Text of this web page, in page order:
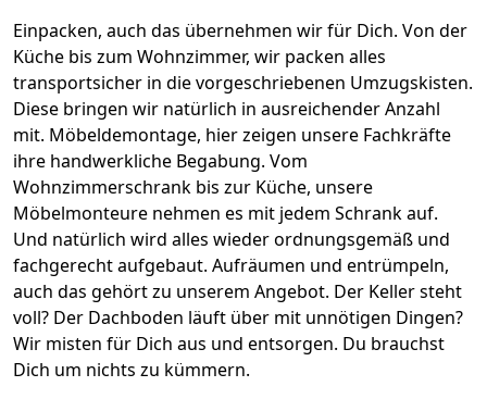
Einpacken, auch das übernehmen wir für Dich. Von der
Küche bis zum Wohnzimmer, wir packen alles
transportsicher in die vorgeschriebenen Umzugskisten.
Diese bringen wir natürlich in ausreichender Anzahl
mit. Möbeldemontage, hier zeigen unsere Fachkräfte
ihre handwerkliche Begabung. Vom
Wohnzimmerschrank bis zur Küche, unsere
Möbelmonteure nehmen es mit jedem Schrank auf.
Und natürlich wird alles wieder ordnungsgemäß und
fachgerecht aufgebaut. Aufräumen und entrümpeln,
auch das gehört zu unserem Angebot. Der Keller steht
voll? Der Dachboden läuft über mit unnötigen Dingen?
Wir misten für Dich aus und entsorgen. Du brauchst
Dich um nichts zu kümmern.